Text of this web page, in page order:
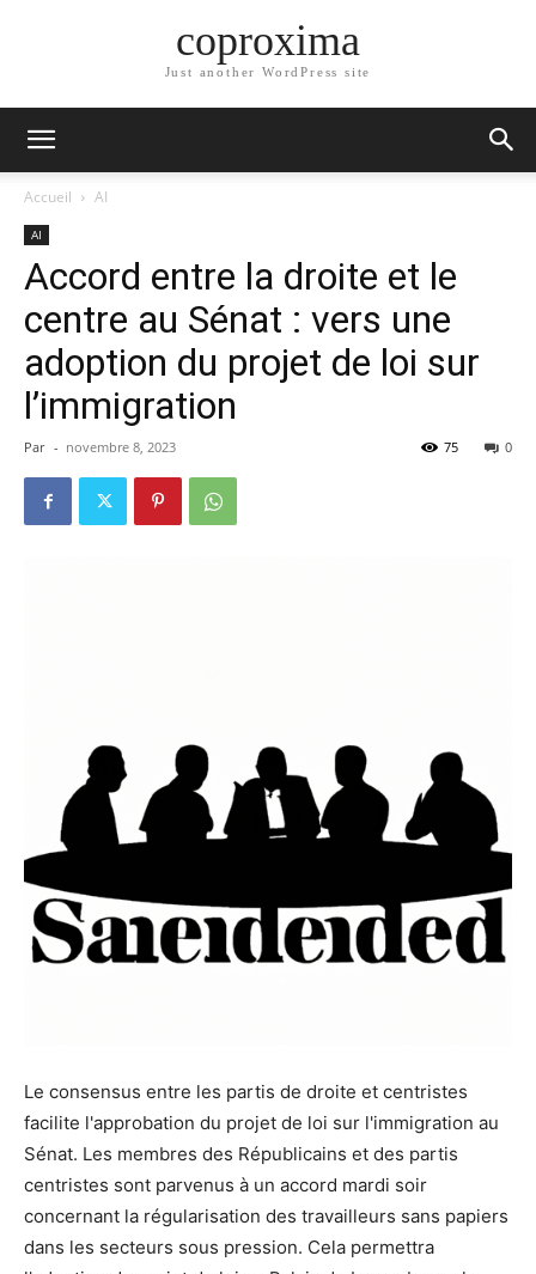
coproxima
Just another WordPress site
Accueil AI
AI
Accord entre la droite et le
centre au Sénat : vers une
adoption du projet de loi sur
l’immigration
Par - novembre 8, 2023 0
75
Le consensus entre les partis de droite et centristes
facilite l'approbation du projet de loi sur l'immigration au
Sénat. Les membres des Républicains et des partis
centristes sont parvenus à un accord mardi soir
concernant la régularisation des travailleurs sans papiers
dans les secteurs sous pression. Cela permettra